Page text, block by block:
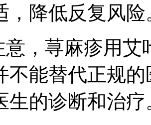
，降低反复风险
意，荨麻疹用艾
不能替代正规
生的诊断和治疗